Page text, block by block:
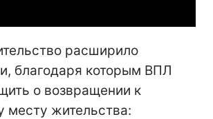
расширило
благодаря которым ВПЛ
о возвращении к
месту жительства: